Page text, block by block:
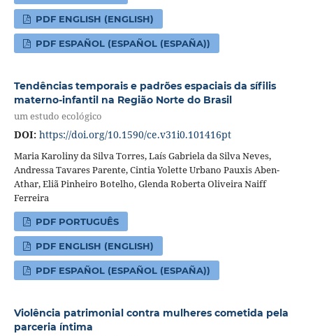
PDF ENGLISH (ENGLISH)
PDF ESPAÑOL (ESPAÑOL (ESPAÑA))
Tendências temporais e padrões espaciais da sífilis
materno-infantil na Região Norte do Brasil
um estudo ecológico
DOI: https://doi.org/10.1590/ce.v31i0.101416pt
Maria Karoliny da Silva Torres, Laís Gabriela da Silva Neves,
Andressa Tavares Parente, Cintia Yolette Urbano Pauxis Aben-
Athar, Eliã Pinheiro Botelho, Glenda Roberta Oliveira Naiff
Ferreira
PDF PORTUGUÊS
PDF ENGLISH (ENGLISH)
PDF ESPAÑOL (ESPAÑOL (ESPAÑA))
Violência patrimonial contra mulheres cometida pela
parceria íntima